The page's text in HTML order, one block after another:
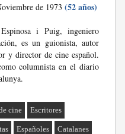
de 1973 (52 años)
i Puig, ingeniero
es un guionista, autor
y director de cine español.
columnista en el diario
cine Escritores
Españoles Catalanes